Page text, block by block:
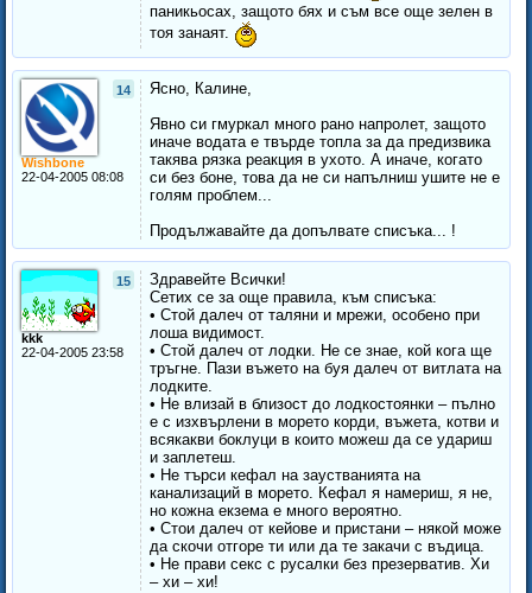
паникьосах, защото бях и съм все още зелен в
тоя занаят.
14
Wishbone
22-04-2005 08:08
Ясно, Калине,
Явно си гмуркал много рано напролет, защото
иначе водата е твърде топла за да предизвика
такява рязка реакция в ухото. А иначе, когато
си без боне, това да не си напълниш ушите не е
голям проблем...
Продължавайте да допълвате списъка... !
15
kkk
22-04-2005 23:58
Здравейте Всички!
Сетих се за още правила, към списъка:
• Стой далеч от таляни и мрежи, особено при
лоша видимост.
• Стой далеч от лодки. Не се знае, кой кога ще
тръгне. Пази въжето на буя далеч от витлата на
лодките.
• Не влизай в близост до лодкостоянки – пълно
е с изхвърлени в морето корди, въжета, котви и
всякакви боклуци в които можеш да се удариш
и заплетеш.
• Не търси кефал на заустванията на
канализаций в морето. Кефал я намериш, я не,
но кожна екзема е много вероятно.
• Стои далеч от кейове и пристани – някой може
да скочи отгоре ти или да те закачи с въдица.
• Не прави секс с русалки без презерватив. Хи
– хи – хи!